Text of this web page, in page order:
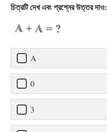
চিত্রটি দেখ এবং প্রশ্নের উত্তর দাও:
A
0
3